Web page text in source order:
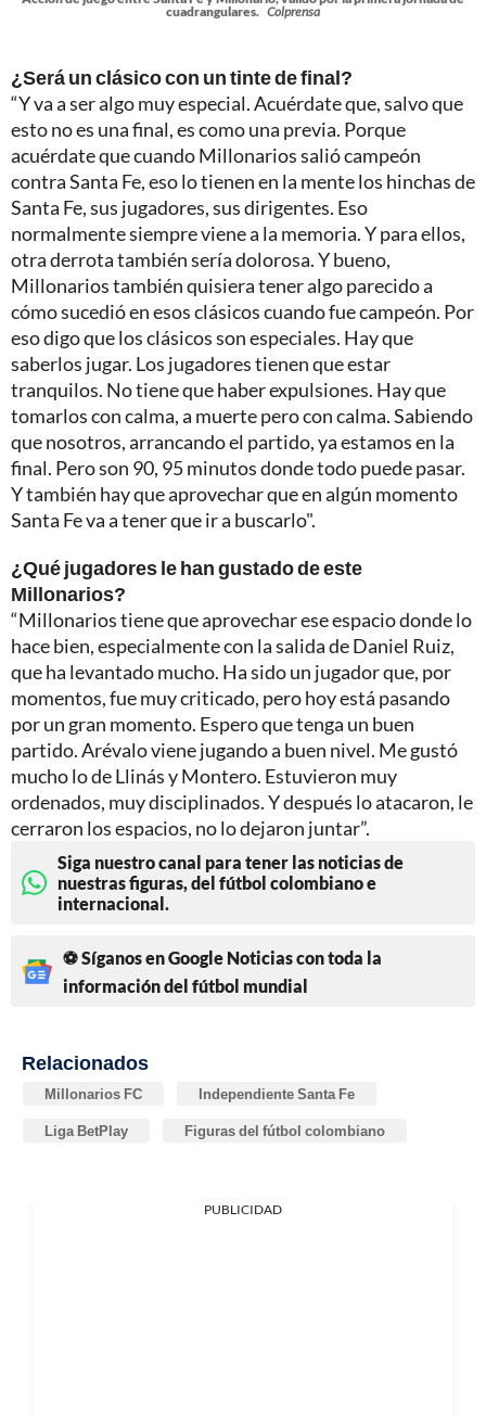
cuadrangulares. Colprensa
¿Será un clásico con un tinte de final?
“Y va a ser algo muy especial. Acuérdate que, salvo que
esto no es una final, es como una previa. Porque
acuérdate que cuando Millonarios salió campeón
contra Santa Fe, eso lo tienen en la mente los hinchas de
Santa Fe, sus jugadores, sus dirigentes. Eso
normalmente siempre viene a la memoria. Y para ellos,
otra derrota también sería dolorosa. Y bueno,
Millonarios también quisiera tener algo parecido a
cómo sucedió en esos clásicos cuando fue campeón. Por
eso digo que los clásicos son especiales. Hay que
saberlos jugar. Los jugadores tienen que estar
tranquilos. No tiene que haber expulsiones. Hay que
tomarlos con calma, a muerte pero con calma. Sabiendo
que nosotros, arrancando el partido, ya estamos en la
final. Pero son 90, 95 minutos donde todo puede pasar.
Y también hay que aprovechar que en algún momento
Santa Fe va a tener que ir a buscarlo".
¿Qué jugadores le han gustado de este
Millonarios?
“Millonarios tiene que aprovechar ese espacio donde lo
hace bien, especialmente con la salida de Daniel Ruiz,
que ha levantado mucho. Ha sido un jugador que, por
momentos, fue muy criticado, pero hoy está pasando
por un gran momento. Espero que tenga un buen
partido. Arévalo viene jugando a buen nivel. Me gustó
mucho lo de Llinás y Montero. Estuvieron muy
ordenados, muy disciplinados. Y después lo atacaron, le
cerraron los espacios, no lo dejaron juntar”.
Siga nuestro canal para tener las noticias de
nuestras figuras, del fútbol colombiano e
internacional.
⚽ Síganos en Google Noticias con toda la
información del fútbol mundial
Relacionados
Millonarios FC Independiente Santa Fe
Liga BetPlay Figuras del fútbol colombiano
PUBLICIDAD